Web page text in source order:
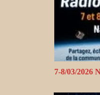
7-8/03/2026